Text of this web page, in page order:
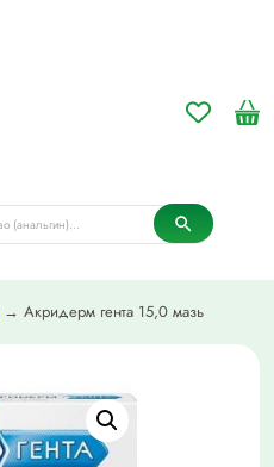
→ Акридерм гента 15,0 мазь